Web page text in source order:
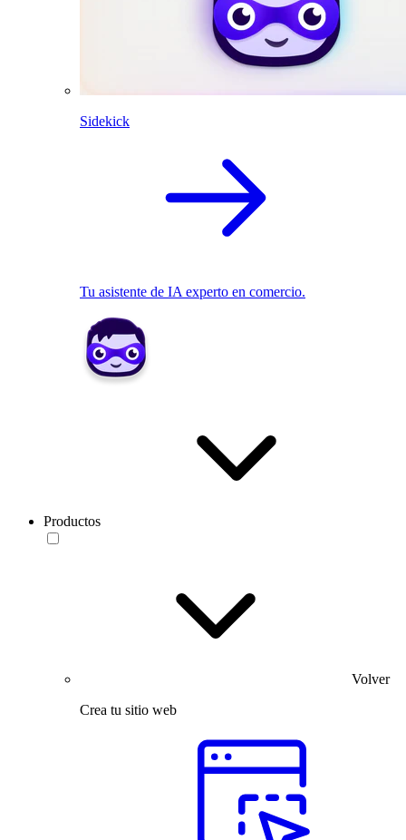
Sidekick
Tu asistente de IA experto en comercio.
Productos
Volver
Crea tu sitio web